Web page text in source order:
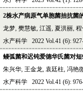
2株水产病原气单胞菌拮抗菌
龙梦, 樊慧敏, 江遥, 夏洪丽,
水产科学 2022 Vol.41 (6):
鳗弧菌和迟钝爱德华氏菌对
朱兴华, 王金龙, 袁廷柱, 冯艳
水产科学 2022 Vol.41 (6):